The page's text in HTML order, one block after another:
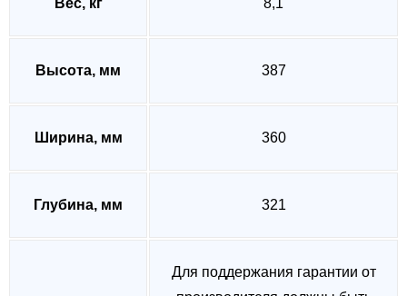
Вес, кг 8,1
Высота, мм 387
Ширина, мм 360
Глубина, мм 321
Для поддержания гарантии от